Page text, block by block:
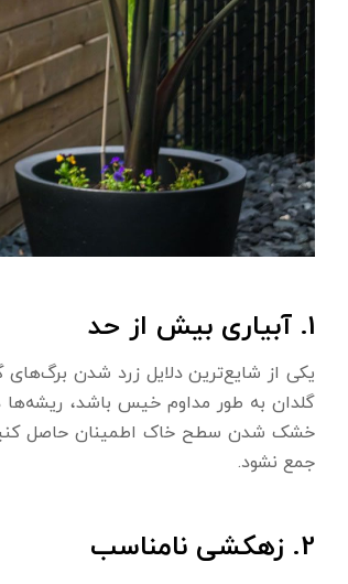
1. آبیاری بیش از حد
یکی از شایع‌ترین دلایل زرد شدن برگ‌های
گلدان به طور مداوم خیس باشد، ریشه‌ها
خشک شدن سطح خاک اطمینان حاصل کنید.
جمع نشود.
2. زهکشی نامناسب